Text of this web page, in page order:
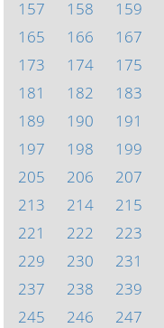
157
158 159
165
166 167
173
174 175
181
182 183
189
190 191
197
198 199
205
206 207
213
214 215
221
222 223
229
230 231
237
238 239
245
246 247